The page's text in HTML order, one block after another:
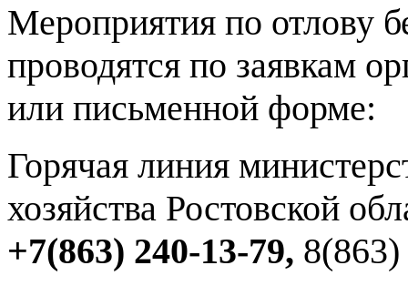
Мероприятия по отлову
проводятся по заявкам
или письменной форме:
Горячая линия
хозяйства Ростовской
+7(863) 240-13-79,